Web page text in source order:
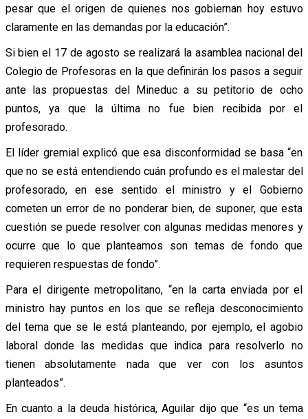
pesar que el origen de quienes nos gobiernan hoy estuvo
claramente en las demandas por la educación”.
Si bien el 17 de agosto se realizará la asamblea nacional del
Colegio de Profesoras en la que definirán los pasos a seguir
ante las propuestas del Mineduc a su petitorio de ocho
puntos, ya que la última no fue bien recibida por el
profesorado.
El líder gremial explicó que esa disconformidad se basa “en
que no se está entendiendo cuán profundo es el malestar del
profesorado, en ese sentido el ministro y el Gobierno
cometen un error de no ponderar bien, de suponer, que esta
cuestión se puede resolver con algunas medidas menores y
ocurre que lo que planteamos son temas de fondo que
requieren respuestas de fondo”.
Para el dirigente metropolitano, “en la carta enviada por el
ministro hay puntos en los que se refleja desconocimiento
del tema que se le está planteando, por ejemplo, el agobio
laboral donde las medidas que indica para resolverlo no
tienen absolutamente nada que ver con los asuntos
planteados”.
En cuanto a la deuda histórica, Aguilar dijo que “es un tema